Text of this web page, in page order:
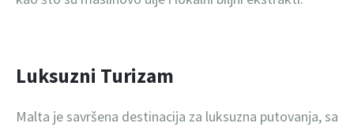
Luksuzni Turizam
Malta je savršena destinacija za luksuzna putovanja, sa